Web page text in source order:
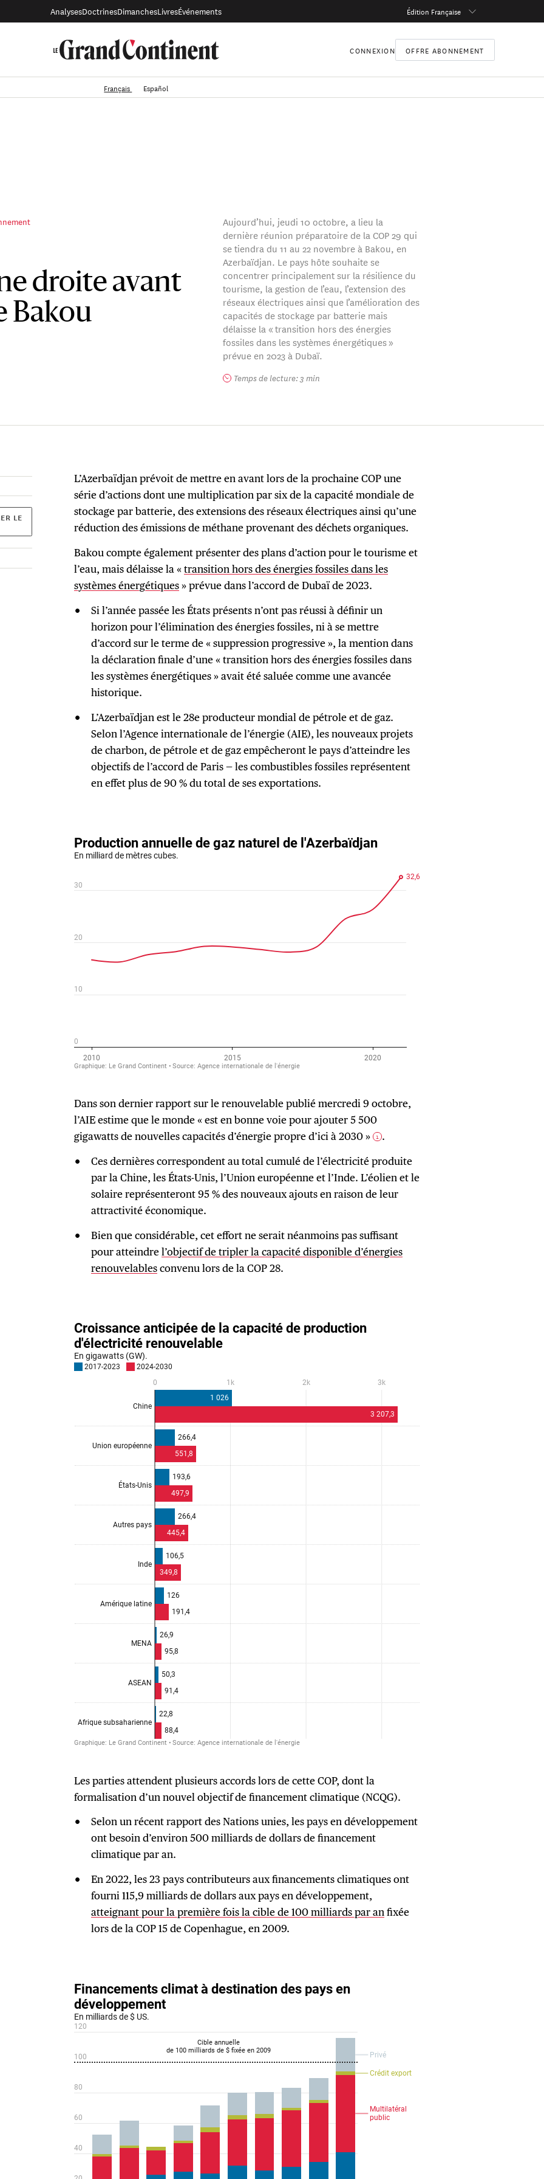
AnalysesDoctrinesDimanchesLivresÉvénements Édition Française
CONNEXION OFFRE ABONNEMENT
Français Español
droite avant
Bakou
Aujourd’hui, jeudi 10 octobre, a lieu la
dernière réunion préparatoire de la COP 29 qui
se tiendra du 11 au 22 novembre à Bakou, en
Azerbaïdjan. Le pays hôte souhaite se
concentrer principalement sur la résilience du
tourisme, la gestion de l’eau, l’extension des
réseaux électriques ainsi que l’amélioration des
capacités de stockage par batterie mais
délaisse la « transition hors des énergies
fossiles dans les systèmes énergétiques »
prévue en 2023 à Dubaï.
Temps de lecture: 3 min
LE
L’Azerbaïdjan prévoit de mettre en avant lors de la prochaine COP une
série d’actions dont une multiplication par six de la capacité mondiale de
stockage par batterie, des extensions des réseaux électriques ainsi qu’une
réduction des émissions de méthane provenant des déchets organiques.
Bakou compte également présenter des plans d’action pour le tourisme et
l’eau, mais délaisse la «transition hors des énergies fossiles dans les
systèmes énergétiques» prévue dans l’accord de Dubaï de 2023.
Si l’année passée les États présents n’ont pas réussi à définir un
horizon pour l’élimination des énergies fossiles, ni à se mettre
d’accord sur le terme de « suppression progressive », la mention dans
la déclaration finale d’une « transition hors des énergies fossiles dans
les systèmes énergétiques » avait été saluée comme une avancée
historique.
L’Azerbaïdjan est le 28e producteur mondial de pétrole et de gaz.
Selon l’Agence internationale de l’énergie (AIE), les nouveaux projets
de charbon, de pétrole et de gaz empêcheront le pays d’atteindre les
objectifs de l’accord de Paris — les combustibles fossiles représentent
en effet plus de 90 % du total de ses exportations.
Dans son dernier rapport sur le renouvelable publié mercredi 9 octobre,
l’AIE estime que le monde « est en bonne voie pour ajouter 5 500
gigawatts de nouvelles capacités d’énergie propre d’ici à 2030 » 1 .
Ces dernières correspondent au total cumulé de l’électricité produite
par la Chine, les États-Unis, l’Union européenne et l’Inde. L’éolien et le
solaire représenteront 95 % des nouveaux ajouts en raison de leur
attractivité économique.
Bien que considérable, cet effort ne serait néanmoins pas suffisant
pour atteindrel’objectif de tripler la capacité disponible d’énergies
renouvelablesconvenu lors de la COP 28.
Les parties attendent plusieurs accords lors de cette COP, dont la
formalisation d’un nouvel objectif de financement climatique (NCQG).
Selon un récent rapport des Nations unies, les pays en développement
ont besoin d’environ 500 milliards de dollars de financement
climatique par an.
En 2022, les 23 pays contributeurs aux financements climatiques ont
fourni 115,9 milliards de dollars aux pays en développement,
atteignant pour la première fois la cible de 100 milliards par anfixée
lors de la COP 15 de Copenhague, en 2009.